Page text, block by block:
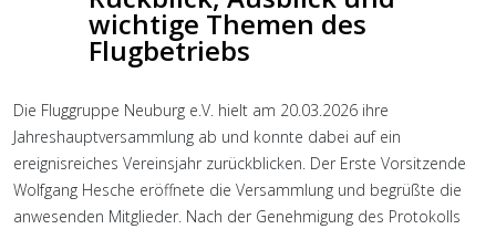
wichtige Themen des
Flugbetriebs
Die Fluggruppe Neuburg e.V. hielt am 20.03.2026 ihre
Jahreshauptversammlung ab und konnte dabei auf ein
ereignisreiches Vereinsjahr zurückblicken. Der Erste Vorsitzende
Wolfgang Hesche eröffnete die Versammlung und begrüßte die
anwesenden Mitglieder. Nach der Genehmigung des Protokolls